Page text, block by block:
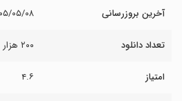
آخرین بروزرسانی ۱۴۰۵/
تعداد دانلود ۲۰۰ هزار
امتیاز ۴.۶